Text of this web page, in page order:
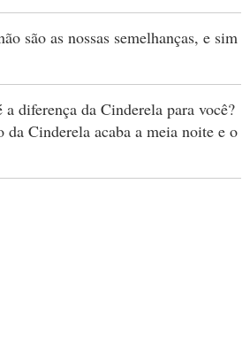
são as nossas semelhanças, e sim
a diferença da Cinderela para você?
da Cinderela acaba a meia noite e o